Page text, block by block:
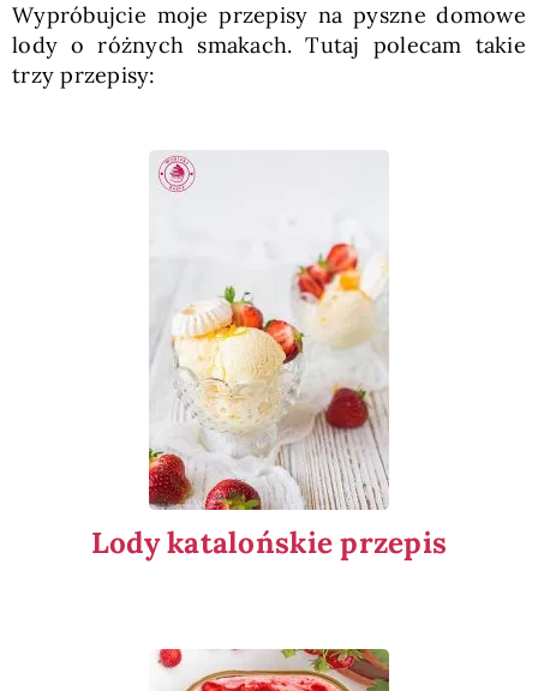
Wypróbujcie moje przepisy na pyszne domowe
lody o różnych smakach. Tutaj polecam takie
trzy przepisy:
Lody katalońskie przepis